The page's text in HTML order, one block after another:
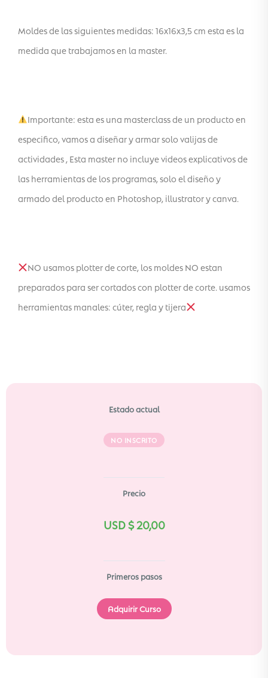
Moldes de las siguientes medidas: 16x16x3,5 cm esta es la
medida que trabajamos en la master.
Importante: esta es una masterclass de un producto en
especifico, vamos a diseñar y armar solo valijas de
actividades , Esta master no incluye videos explicativos de
las herramientas de los programas, solo el diseño y
armado del producto en Photoshop, illustrator y canva.
NO usamos plotter de corte, los moldes NO estan
preparados para ser cortados con plotter de corte. usamos
herramientas manales: cúter, regla y tijera
Estado actual
NO INSCRITO
Precio
USD $20,00
Primeros pasos
Adquirir Curso